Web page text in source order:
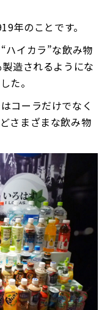
年のことです。
ハイカラ”な飲み物
造されるようにな
た。
コーラだけでなく
さまざまな飲み物